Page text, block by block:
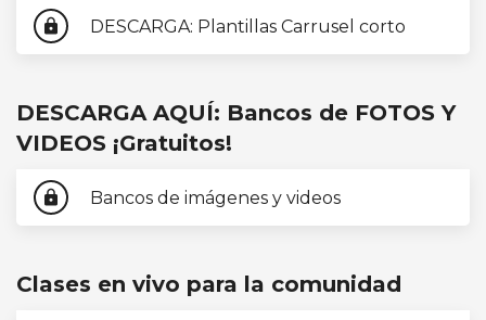
lock DESCARGA: Plantillas Carrusel corto
DESCARGA AQUÍ: Bancos de FOTOS Y
VIDEOS ¡Gratuitos!
lock Bancos de imágenes y videos
Clases en vivo para la comunidad